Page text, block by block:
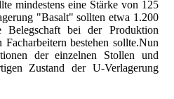
mindestens eine Stärke von 125
"Basalt" sollten etwa 1.200
bei der Produktion
Facharbeitern bestehen sollte.Nun
der einzelnen Stollen und
Zustand der U-Verlagerung